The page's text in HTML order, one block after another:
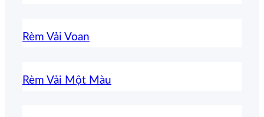
Rèm Vải Voan
Rèm Vải Một Màu